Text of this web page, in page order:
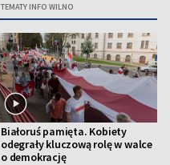
TEMATY INFO WILNO
Białoruś pamięta. Kobiety
odegrały kluczową rolę w walce
o demokrację